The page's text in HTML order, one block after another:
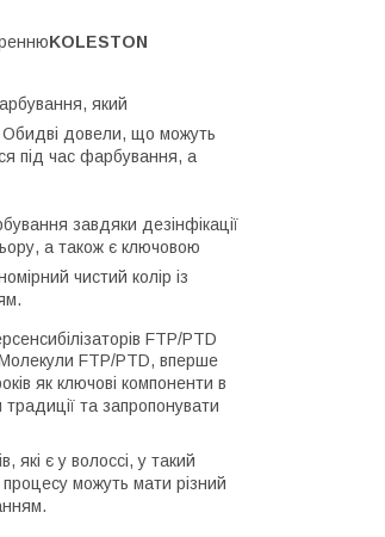
KOLESTON
який
Обидві довели, що можуть
під час фарбування, а
завдяки дезінфікації
а також є ключовою
чистий колір із
FTP/PTD
FTP/PTD, вперше
як ключові компоненти в
традиції та запропонувати
які є у волоссі, у такий
процесу можуть мати різний